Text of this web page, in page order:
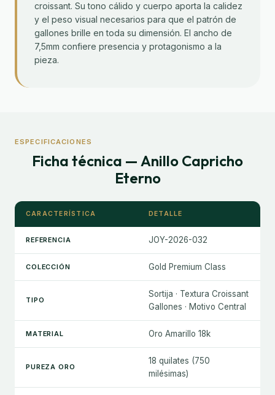
croissant. Su tono cálido y cuerpo aporta la calidez
y el peso visual necesarios para que el patrón de
gallones brille en toda su dimensión. El ancho de
7,5mm confiere presencia y protagonismo a la
pieza.
ESPECIFICACIONES
Ficha técnica — Anillo Capricho
Eterno
CARACTERÍSTICA DETALLE
REFERENCIA JOY-2026-032
COLECCIÓN Gold Premium Class
TIPO
Sortija · Textura Croissant
Gallones · Motivo Central
MATERIAL Oro Amarillo 18k
PUREZA ORO
18 quilates (750
milésimas)